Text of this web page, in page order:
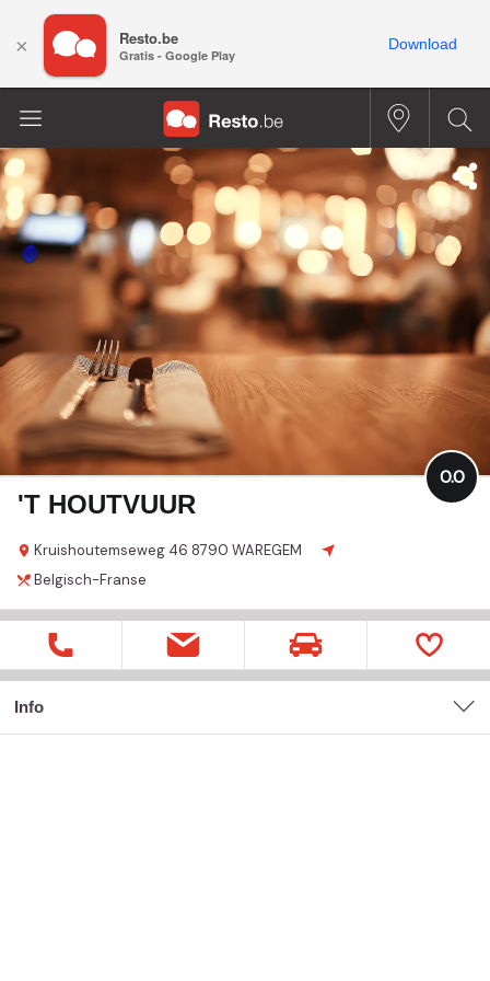
'T HOUTVUUR
Kruishoutemseweg 46 8790 WAREGEM
0.0
Belgisch-Franse
Info
× Resto.be
Gratis - Google Play
Download